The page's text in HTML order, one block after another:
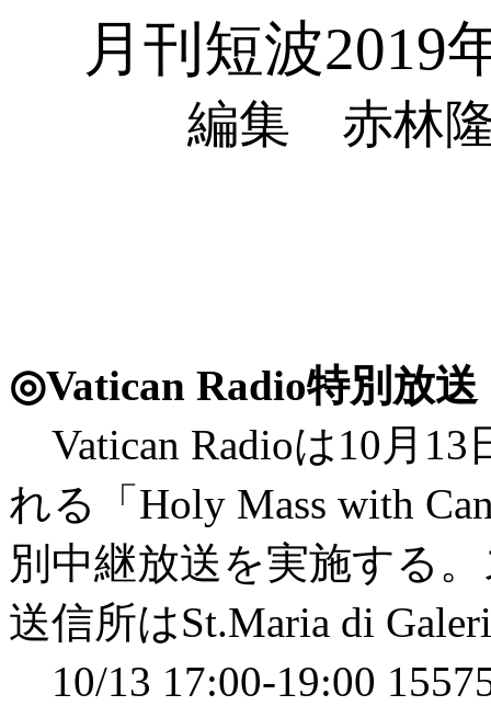
月刊短波2019
編集 赤林
◎Vatican Radio特別放
Vatican Radioは10月
れる「Holy Mass with
別中継放送を実施する
送信所はSt.Maria di
10/13 17:00-19:00